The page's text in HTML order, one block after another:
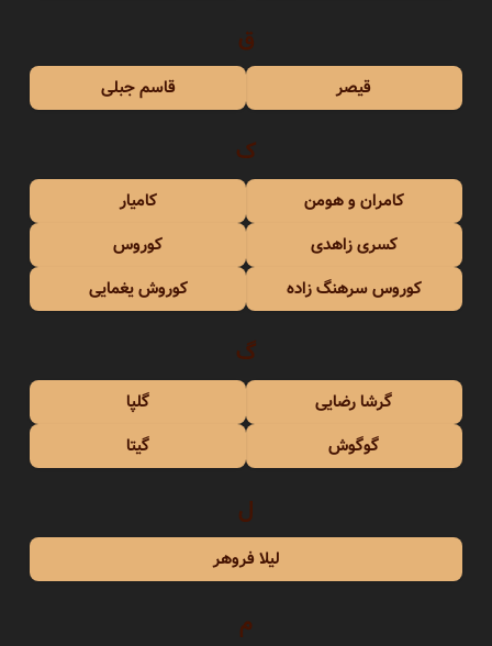
ق
قیصر قاسم جبلی
ک
کامران و هومن
کامیار
کسری زاهدی
کوروس
کوروس سرهنگ زاده
کوروش یغمایی
گ
گرشا رضایی
گلپا
گوگوش
گیتا
ل
لیلا فروهر
م